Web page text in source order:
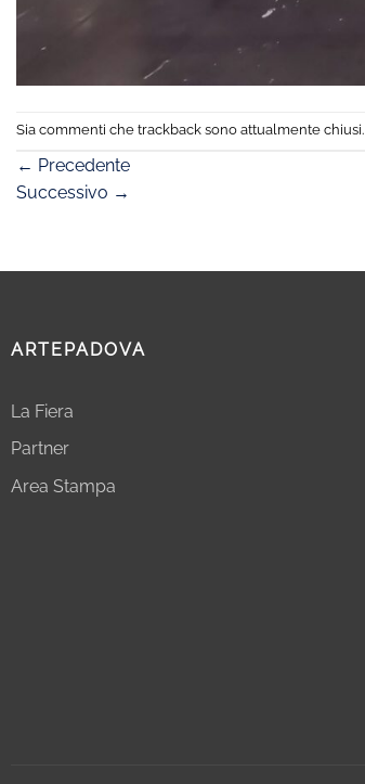
Sia commenti che trackback sono attualmente chiusi.
← Precedente
Successivo →
ARTEPADOVA
La Fiera
Partner
Area Stampa